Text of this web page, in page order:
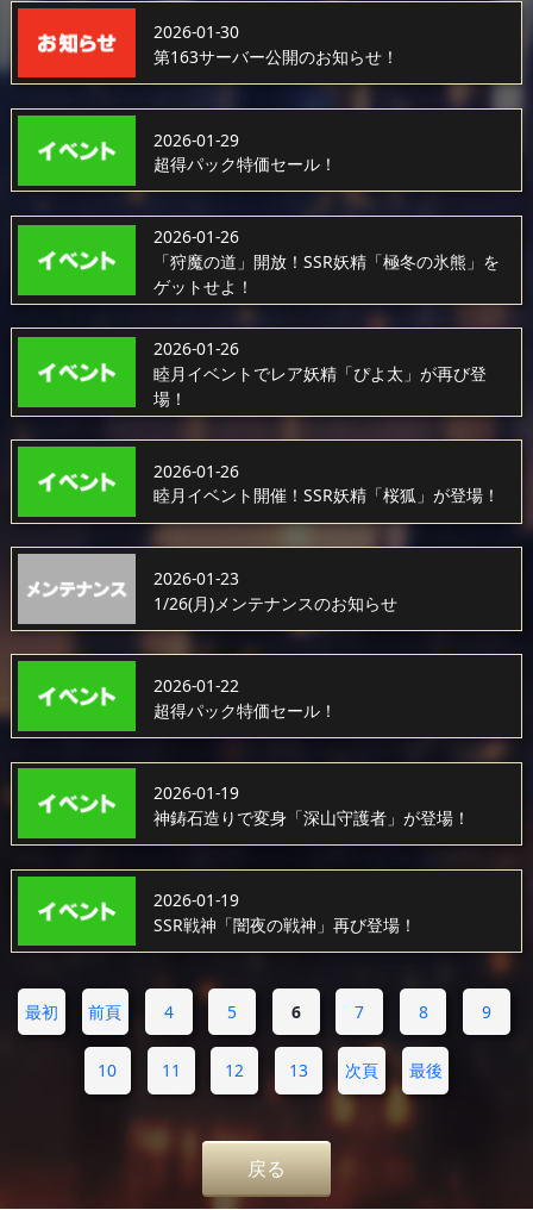
2026-01-30
第163サーバー公開のお知らせ！
2026-01-29
超得パック特価セール！
2026-01-26
「狩魔の道」開放！SSR妖精「極冬の氷熊」を
ゲットせよ！
2026-01-26
睦月イベントでレア妖精「ぴよ太」が再び登
場！
2026-01-26
睦月イベント開催！SSR妖精「桜狐」が登場！
2026-01-23
1/26(月)メンテナンスのお知らせ
2026-01-22
超得パック特価セール！
2026-01-19
神鋳石造りで変身「深山守護者」が登場！
2026-01-19
SSR戦神「闇夜の戦神」再び登場！
最初 前頁 4 5 6 7 8 9
10 11 12 13 次頁 最後
戻る